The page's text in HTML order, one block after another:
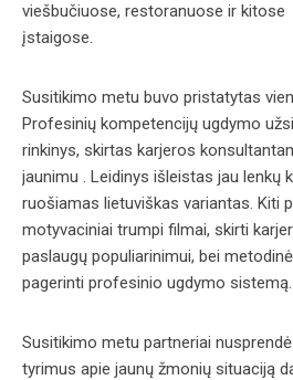
viešbučiuose, restoranuose ir
įstaigose.
Susitikimo metu buvo pristatytas
Profesinių kompetencijų ugdymo
rinkinys, skirtas karjeros
jaunimu . Leidinys išleistas jau lenkų
ruošiamas lietuviškas variantas. Kiti
motyvaciniai trumpi filmai, skirti
paslaugų populiarinimui, bei
pagerinti profesinio ugdymo sistemą.
Susitikimo metu partneriai
tyrimus apie jaunų žmonių situaciją